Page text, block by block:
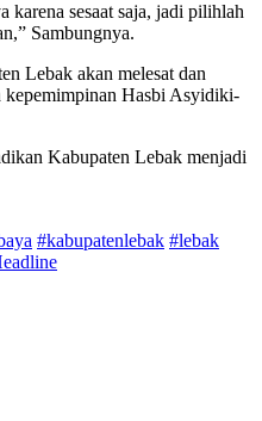
karena sesaat saja, jadi pilihlah
Sambungnya.
Lebak akan melesat dan
kepemimpinan Hasbi Asyidiki-
Kabupaten Lebak menjadi
#kabupatenlebak #lebak